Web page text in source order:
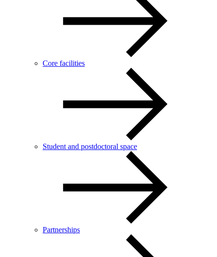
Core facilities
Student and postdoctoral space
Partnerships